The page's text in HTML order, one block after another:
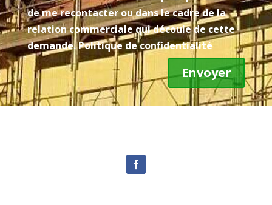
de me recontacter ou dans le cadre de la
relation commerciale qui découle de cette
demande.Politique de confidentialité
Envoyer